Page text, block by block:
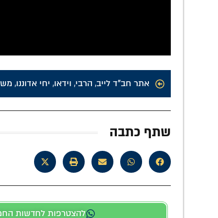
אתר חב"ד לייב, הרבי, וידאו, יחי אדוננו,
שתף כתבה
להצטרפות לחדשות